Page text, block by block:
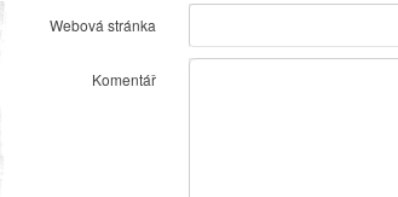
Webová stránka
Komentář